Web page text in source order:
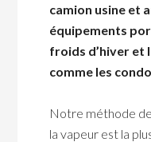
camion usine et
équipements
froids d’hiver et
comme les
Notre méthode
la vapeur est la